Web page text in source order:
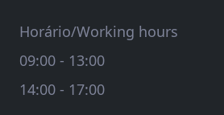
Horário/Working hours
09:00 - 13:00
14:00 - 17:00